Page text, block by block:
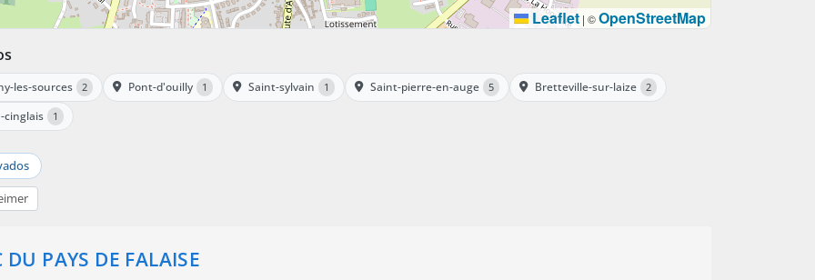
Leaflet | ©OpenStreetMap
les-sources 2 Pont-d'ouilly 1 Saint-sylvain 1 Saint-pierre-en-auge 5 Bretteville-sur-laize 2
cinglais 1
DU PAYS DE FALAISE